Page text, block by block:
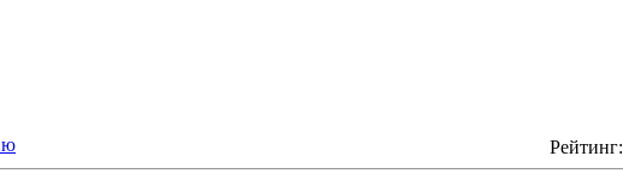
Рейтинг: